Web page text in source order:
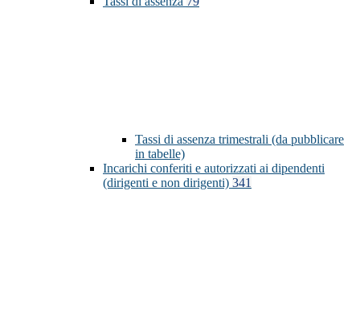
Tassi di assenza trimestrali (da pubblicare
in tabelle)
Incarichi conferiti e autorizzati ai dipendenti
(dirigenti e non dirigenti) 341